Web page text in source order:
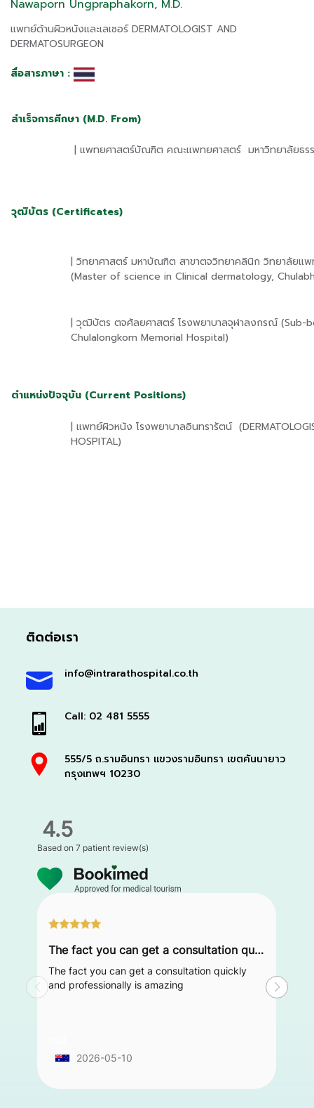
Nawaporn Ungpraphakorn, M.D.
แพทย์ด้านผิวหนังและเลเซอร์ DERMATOLOGIST AND
DERMATOSURGEON
สื่อสารภาษา :
สำเร็จการศึกษา (M.D. From)
| แพทยศาสตร์บัณฑิต คณะแพทยศาสตร์ มหาวิทยาลัยธร
วุฒิบัตร (Certificates)
| วิทยาศาสตร์ มหาบัณฑิต สาขาตจวิทยาคลินิก วิทยาลัยแ
(Master of science in Clinical dermatology,
| วุฒิบัตร ตจศัลยศาสตร์ โรงพยาบาลจุฬาลงกรณ์ (Sub-
Chulalongkorn Memorial Hospital)
ตำแหน่งปัจจุบัน (Current Positions)
| แพทย์ผิวหนัง โรงพยาบาลอินทรารัตน์
HOSPITAL)
ติดต่อเรา
info@intrarathospital.co.th
Call: 02 481 5555
555/5 ถ.รามอินทรา แขวงรามอินทรา เขตคันนายาว
กรุงเทพฯ 10230
4.5
Based on7 patient review(s)
The fact you can get a consultation quickly and professionally is amazing
The fact you can get a consultation quickly
and professionally is amazing
2026-05-10